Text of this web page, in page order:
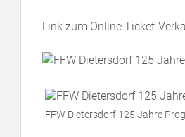
Link zum Online Ticket-
FFW Dietersdorf 125 Jahre